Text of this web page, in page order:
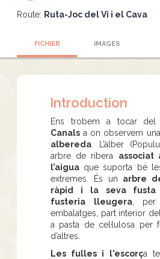
Route: Ruta-Joc del Vi i el Cava
FICHIER IMAGES
Introduction
Ens trobem a tocar del
Canals a on observem
albereda . L’àlber
arbre de ribera associat
l’aigua que suporta bé
extremes. És un arbre
ràpid i la seva fusta
fusteria lleugera, per
embalatges, part interior
a pasta de cel·lulosa per
d’altres.
Les fulles i l'escorça